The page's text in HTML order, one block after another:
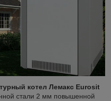
котел Лемакс Eurosit
стали 2 мм повышенной